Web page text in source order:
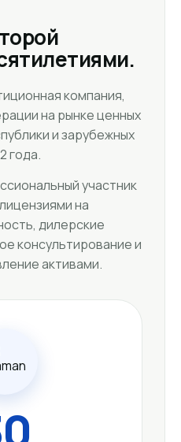
компания,
на рынке ценных
и зарубежных
года.
участник
на
дилерские
консультирование и
активами.